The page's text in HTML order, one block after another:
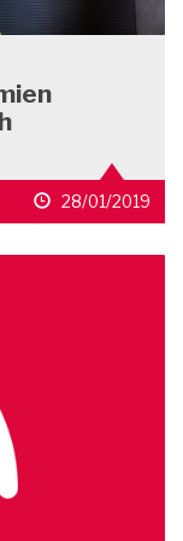
date
de
28/01/2019